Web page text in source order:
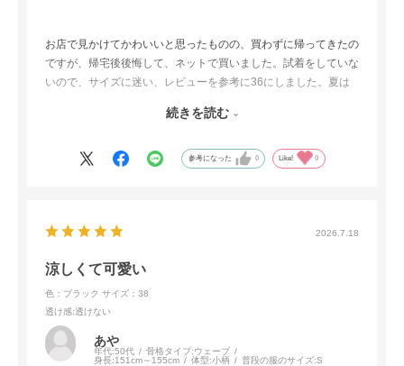
お店で見かけてかわいいと思ったものの、買わずに帰ってきたの
ですが、帰宅後後悔して、ネットで買いました。試着をしていな
いので、サイズに迷い、レビューを参考に36にしました。夏は
いましたが、それぞれ別のものとも合わせやすいので、たくさん
続きを読む
参考になった 0 Like! 0
2026.7.18
涼しくて可愛い
色：ブラック サイズ：38
透け感:透けない
あや
年代:50代 骨格タイプ:ウェーブ
身長:151cm～155cm 体型:小柄 普段の服のサイズ:S